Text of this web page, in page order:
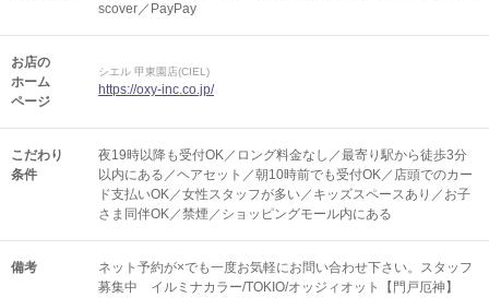
scover／PayPay
お店の
ホーム
ページ
シエル 甲東園店(CIEL)
https://oxy-inc.co.jp/
こだわり
条件
夜19時以降も受付OK／ロング料金なし／最寄り駅から徒歩3分
以内にある／ヘアセット／朝10時前でも受付OK／店頭でのカー
ド支払いOK／女性スタッフが多い／キッズスペースあり／お子
さま同伴OK／禁煙／ショッピングモール内にある
備考
ネット予約が×でも一度お気軽にお問い合わせ下さい。スタッフ
募集中 イルミナカラー/TOKIO/オッジィオット【門戸厄神】